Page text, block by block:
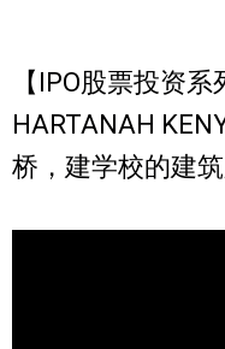
【IPO股票投资
HARTANAH
桥，建学校的建